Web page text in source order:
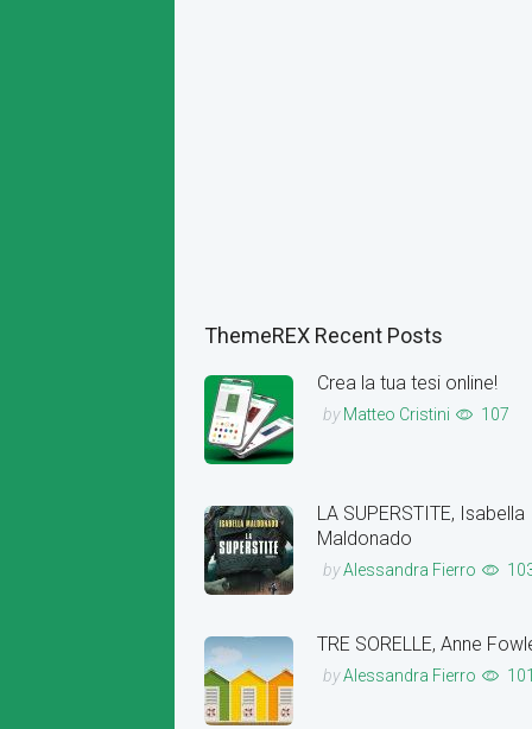
ThemeREX Recent Posts
Crea la tua tesi online!
byMatteo Cristini 107
LA SUPERSTITE, Isabella
Maldonado
byAlessandra Fierro
TRE SORELLE, Anne
byAlessandra Fierro